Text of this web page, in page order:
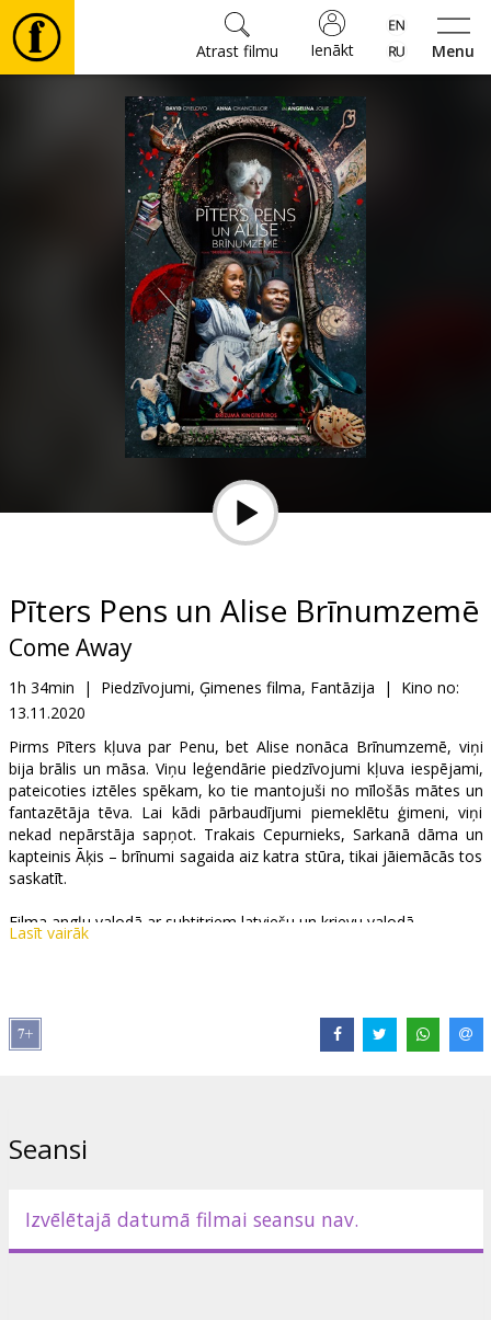
Menu
Ienākt
Atrast filmu
Pasākumi
B2B
Kino
Klubs
Pīters Pens un Alise Brīnumzemē
Come Away
1h 34min | Piedzīvojumi, Ģimenes filma, Fantāzija |
Kino no:
13.11.2020
Pirms Pīters kļuva par Penu, bet Alise nonāca Brīnumzemē, viņi
bija brālis un māsa. Viņu leģendārie piedzīvojumi kļuva iespējami,
pateicoties iztēles spēkam, ko tie mantojuši no mīlošās mātes un
fantazētāja tēva. Lai kādi pārbaudījumi piemeklētu ģimeni, viņi
nekad nepārstāja sapņot. Trakais Cepurnieks, Sarkanā dāma un
kapteinis Āķis – brīnumi sagaida aiz katra stūra, tikai jāiemācās tos
saskatīt.
Filma angļu valodā ar subtitriem latviešu un krievu valodā.
Režisors:
Lomās:
Angelina Jolie
Lasīt vairāk
Seansi
Izvēlētajā datumā filmai seansu nav.